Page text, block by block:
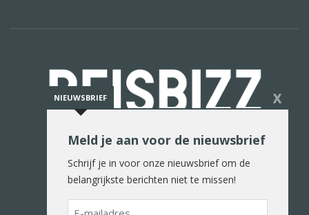
De reiswereld in woord en beeld
NIEUWSBRIEF X
Meld je aan voor de nieuwsbrief
Schrijf je in voor onze nieuwsbrief om de
belangrijkste berichten niet te missen!
E-